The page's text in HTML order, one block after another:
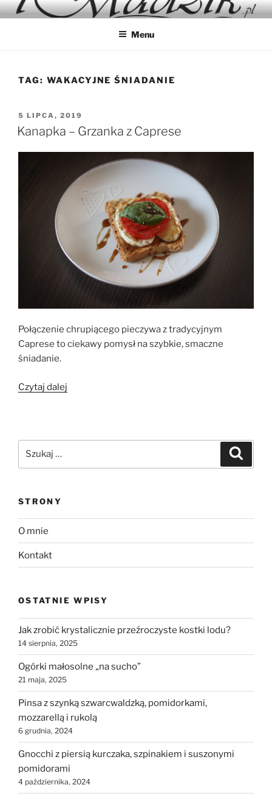
Przejdź
do
IMADZIK
Blog Kulinarny
Menu
TAG: WAKACYJNE ŚNIADANIE
OPUBLIKOWANE
W
5 LIPCA, 2019
Kanapka – Grzanka z Caprese
Połączenie chrupiącego pieczywa z tradycyjnym
Caprese to ciekawy pomysł na szybkie, smaczne
śniadanie.
Czytaj dalej
STRONY
O mnie
Kontakt
OSTATNIE WPISY
Jak zrobić krystalicznie przeźroczyste kostki lodu?
14 sierpnia, 2025
Ogórki małosolne „na sucho”
21 maja, 2025
Pinsa z szynką szwarcwaldzką, pomidorkami,
mozzarellą i rukolą
6 grudnia, 2024
Gnocchi z piersią kurczaka, szpinakiem i suszonymi
pomidorami
4 października, 2024